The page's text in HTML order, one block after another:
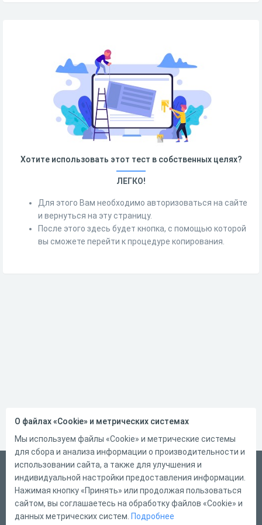
Хотите использовать этот тест в собственных целях?
ЛЕГКО!
Для этого Вам необходимо авторизоваться на сайте
и вернуться на эту страницу.
После этого здесь будет кнопка, с помощью которой
вы сможете перейти к процедуре копирования.
Русский
Справка
Форма обратной связи
О файлах «Cookie» и метрических системах
Мы используем файлы «Cookie» и метрические системы
для сбора и анализа информации о производительности и
использовании сайта, а также для улучшения и
индивидуальной настройки предоставления информации.
Нажимая кнопку «Принять» или продолжая пользоваться
сайтом, вы соглашаетесь на обработку файлов «Cookie» и
данных метрических систем. Подробнее